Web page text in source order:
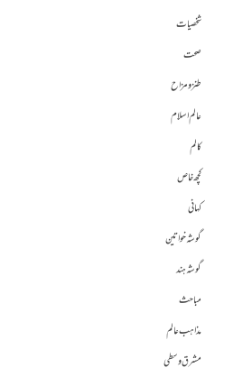
شخصیات
صحت
طنز و مزاح
عالم اسلام
کالم
کچھ خاص
کہانی
گوشہ خواتین
گوشہ ہند
مباحث
مذاہب عالم
مشرق وسطی